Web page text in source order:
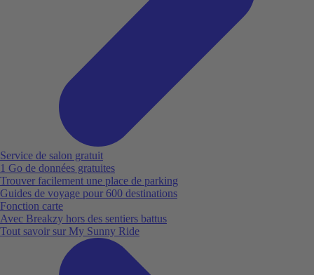
Service de salon gratuit
1 Go de données gratuites
Trouver facilement une place de parking
Guides de voyage pour 600 destinations
Fonction carte
Avec Breakzy hors des sentiers battus
Tout savoir sur My Sunny Ride